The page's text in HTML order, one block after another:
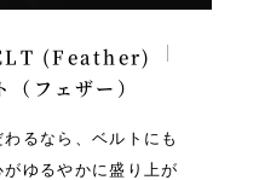
(Feather)
フェザー）
るなら、ベルトにも
ゆるやかに盛り上が